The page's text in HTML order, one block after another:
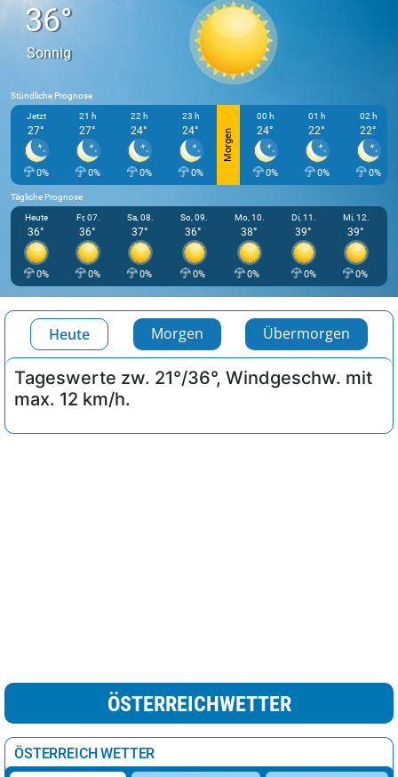
36°
Sonnig
Stündliche Prognose
Jetzt
27°
0%
21 h
27°
0%
22 h
24°
0%
23 h
24°
0%
Morgen
00 h
24°
0%
01 h
22°
0%
02 h
22°
0%
Tägliche Prognose
Heute
36°
0%
Fr, 07.
36°
0%
Sa, 08.
37°
0%
So, 09.
36°
0%
Mo, 10.
38°
0%
Di, 11.
39°
0%
Mi, 12.
39°
0%
Heute Morgen Übermorgen
Tageswerte zw. 21°/36°, Windgeschw. mit
max. 12 km/h.
ÖSTERREICHWETTER
ÖSTERREICH WETTER